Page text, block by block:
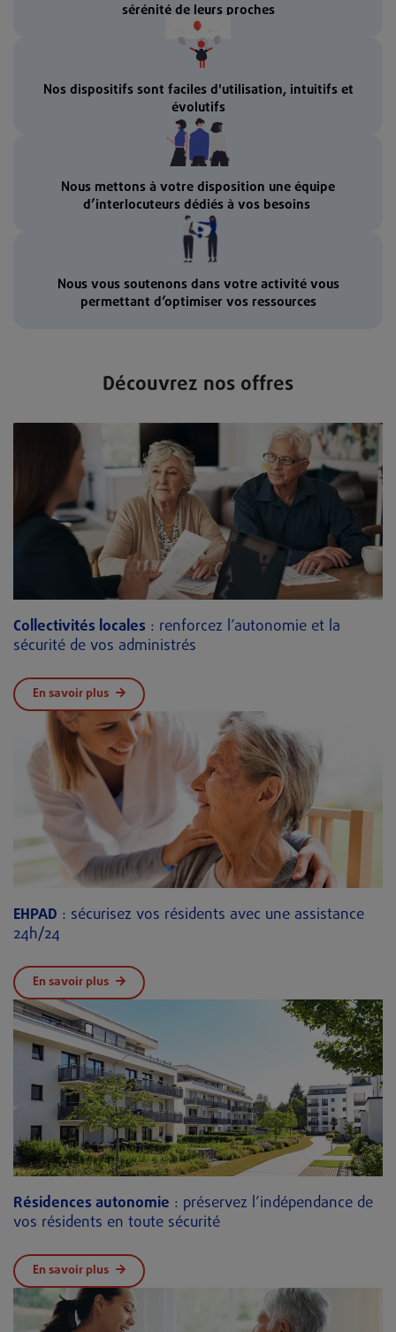
sérénité de leurs proches
Nos dispositifs sont faciles d'utilisation, intuitifs et
évolutifs
Nous mettons à votre disposition une équipe
d’interlocuteurs dédiés à vos besoins
Nous vous soutenons dans votre activité vous
permettant d’optimiser vos ressources
Découvrez nos offres
Collectivités locales : renforcez l’autonomie et la
sécurité de vos administrés
En savoir plus
EHPAD : sécurisez vos résidents avec une assistance
24h/24
En savoir plus
Résidences autonomie : préservez l’indépendance de
vos résidents en toute sécurité
En savoir plus